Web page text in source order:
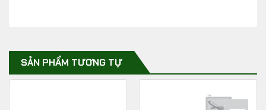
SẢN PHẨM TƯƠNG TỰ